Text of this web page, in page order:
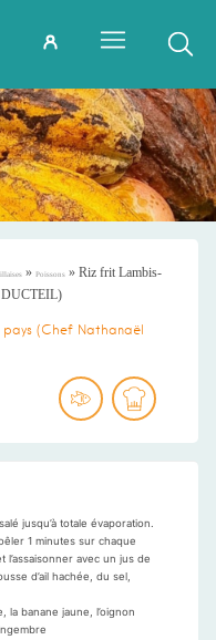
» Poissons » Riz frit Lambis-
DUCTEIL)
(Chef Nathanaël
jusqu’à totale évaporation.
1 minutes sur chaque
avec un jus de
d’ail hachée, du sel,
banane jaune, l’oignon